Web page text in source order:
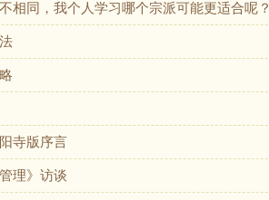
同，我个人学习哪个宗派可能更适合呢？
寺版序言
理》访谈